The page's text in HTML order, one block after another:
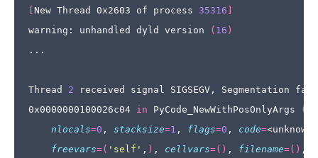
New Thread 0x2603 of process 35316
warning: unhandled dyld version
( 16 )
...
Thread 2 received signal SIGSEGV, Segmentation
0x0000000100026c04 in PyCode_NewWithPosOnlyArgs (
nlocals=0 , stacksize=1 , flags=0 , code=
freevars=( 'self' , ) , cellvars=() , filename=() ,